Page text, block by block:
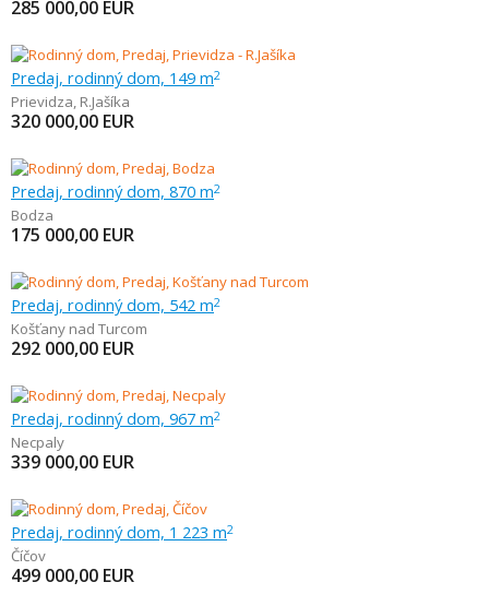
285 000,00 EUR
Predaj, rodinný dom, 149 m2
Prievidza, R.Jašíka
320 000,00 EUR
Predaj, rodinný dom, 870 m2
Bodza
175 000,00 EUR
Predaj, rodinný dom, 542 m2
Košťany nad Turcom
292 000,00 EUR
Predaj, rodinný dom, 967 m2
Necpaly
339 000,00 EUR
Predaj, rodinný dom, 1 223 m2
Číčov
499 000,00 EUR